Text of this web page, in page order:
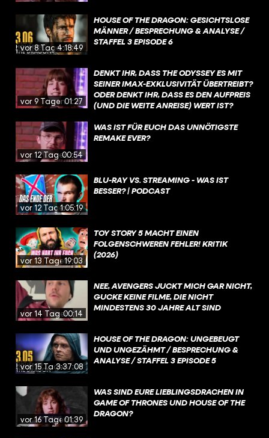
vor 8 Tagen4:18:49
HOUSE OF THE DRAGON: GESICHTSLOSE
MÄNNER / BESPRECHUNG & ANALYSE /
STAFFEL 3 EPISODE 6
vor 9 Tagen01:27
DENKT IHR, DASS THE ODYSSEY ES MIT
SEINER IMAX-EXKLUSIVITÄT ÜBERTREIBT?
ODER DENKT IHR, DASS ES DEN AUFPREIS
(UND DIE WEITE ANREISE) WERT IST?
vor 12 Tagen00:54
WAS IST FÜR EUCH DAS UNNÖTIGSTE
REMAKE EVER?
vor 12 Tagen1:05:19
BLU-RAY VS. STREAMING - WAS IST
BESSER? | PODCAST
vor 13 Tagen19:03
TOY STORY 5 MACHT EINEN
FOLGENSCHWEREN FEHLER! KRITIK
(2026)
vor 14 Tagen00:14
NEE, AVENGERS JUCKT MICH GAR NICHT,
GUCKE KEINE FILME, DIE NICHT
MINDESTENS 30 JAHRE ALT SIND
vor 15 Tagen3:37:08
HOUSE OF THE DRAGON: UNGEBEUGT
UND UNGEZÄHMT / BESPRECHUNG &
ANALYSE / STAFFEL 3 EPISODE 5
vor 16 Tagen01:39
WAS SIND EURE LIEBLINGSDRACHEN IN
GAME OF THRONES UND HOUSE OF THE
DRAGON?